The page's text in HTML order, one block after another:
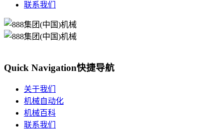
联系我们
Quick Navigation快捷导航
关于我们
机械自动化
机械百科
联系我们